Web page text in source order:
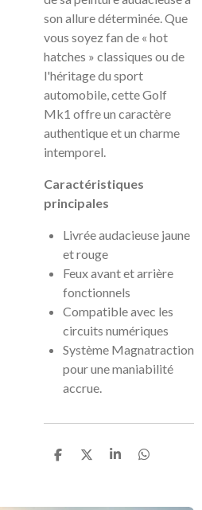
son allure déterminée. Que
vous soyez fan de « hot
hatches » classiques ou de
l'héritage du sport
automobile, cette Golf
Mk1 offre un caractère
authentique et un charme
intemporel.
Caractéristiques
principales
Livrée audacieuse jaune
et rouge
Feux avant et arrière
fonctionnels
Compatible avec les
circuits numériques
Système Magnatraction
pour une maniabilité
accrue.
P
P
P
P